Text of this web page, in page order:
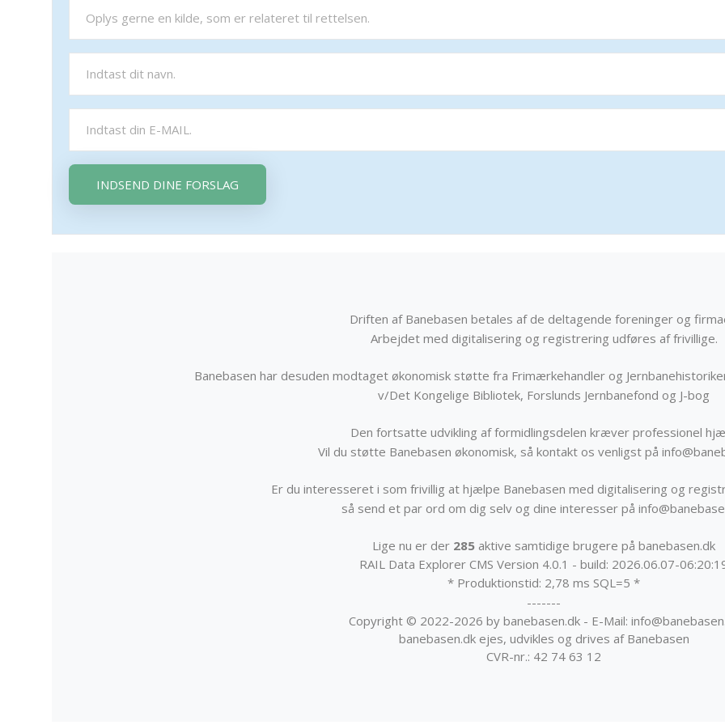
INDSEND DINE FORSLAG
Driften af Banebasen betales af de deltagende foreninger og
Arbejdet med digitalisering og registrering udføres af frivillige.
Banebasen har desuden modtaget økonomisk støtte fra Frimærkehandler og
v/Det Kongelige Bibliotek, Forslunds Jernbanefond og J-bog
Den fortsatte udvikling af formidlingsdelen kræver professionel
Vil du støtte Banebasen økonomisk, så kontakt os venligst på
Er du interesseret i som frivillig at hjælpe Banebasen med digitalisering og
så send et par ord om dig selv og dine interesser på
Lige nu er der 285 aktive samtidige brugere på banebasen.dk
RAIL Data Explorer CMS Version 4.0.1 - build: 2026.06.07-
* Produktionstid: 2,78 ms SQL=5 *
-------
Copyright © 2022-2026 by banebasen.dk - E-Mail:
banebasen.dk ejes, udvikles og drives af Banebasen
CVR-nr.: 42 74 63 12